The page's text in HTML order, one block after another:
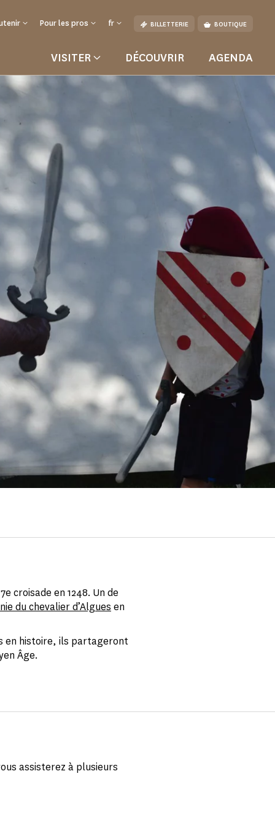
Pour les pros fr BILLETTERIE BOUTIQUE
VISITER DÉCOUVRIR AGENDA
croisade en 1248. Un de
du chevalier d’Algues en
en histoire, ils partageront
Âge.
assisterez à plusieurs